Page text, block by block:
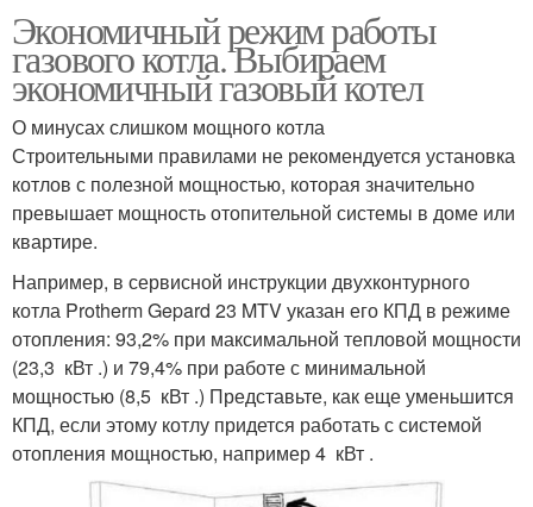
Экономичный режим работы
газового котла. Выбираем
экономичный газовый котел
О минусах слишком мощного котла
Строительными правилами не рекомендуется установка
котлов с полезной мощностью, которая значительно
превышает мощность отопительной системы в доме или
квартире.
Например, в сервисной инструкции двухконтурного
котла Protherm Gepard 23 MTV указан его КПД в режиме
отопления: 93,2% при максимальной тепловой мощности
(23,3 кВт .) и 79,4% при работе с минимальной
мощностью (8,5 кВт .) Представьте, как еще уменьшится
КПД, если этому котлу придется работать с системой
отопления мощностью, например 4 кВт .